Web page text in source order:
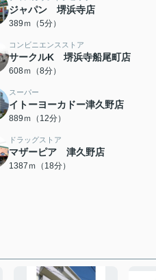
ジャパン 堺浜寺店
389ｍ（5分）
コンビニエンスストア
サークルK 堺浜寺船尾町店
608ｍ（8分）
スーパー
イトーヨーカドー津久野店
889ｍ（12分）
ドラッグストア
マザーピア 津久野店
1387ｍ（18分）